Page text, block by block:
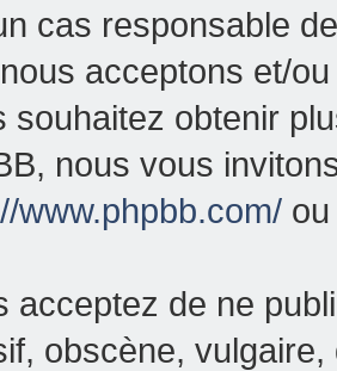
cas responsable
acceptons et/
souhaitez obtenir
nous vous
www.phpbb.com/
acceptez de ne
obscène,